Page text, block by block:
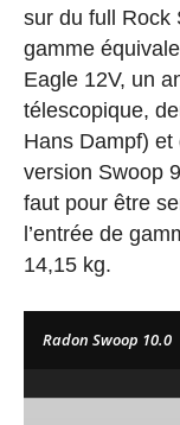
sur du full Rock
gamme
Eagle 12V, un
télescopique,
Hans Dampf)
version Swoop
faut pour être
l’entrée de
14,15 kg.
Radon Swoop 10.0